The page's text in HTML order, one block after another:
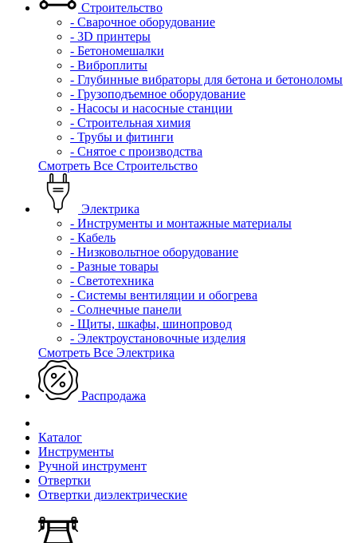
Строительство
- Сварочное оборудование
- 3D принтеры
- Бетономешалки
- Виброплиты
- Глубинные вибраторы для бетона и бетоноломы
- Грузоподъемное оборудование
- Насосы и насосные станции
- Строительная химия
- Трубы и фитинги
- Снятое с производства
Смотреть Все Строительство
Электрика
- Инструменты и монтажные материалы
- Кабель
- Низковольтное оборудование
- Разные товары
- Светотехника
- Системы вентиляции и обогрева
- Солнечные панели
- Щиты, шкафы, шинопровод
- Электроустановочные изделия
Смотреть Все Электрика
Распродажа
Каталог
Инструменты
Ручной инструмент
Отвертки
Отвертки диэлектрические